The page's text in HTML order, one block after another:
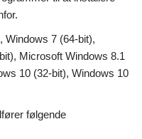
Windows 7 (64-bit),
Microsoft Windows 8.1
10 (32-bit), Windows 10
følgende